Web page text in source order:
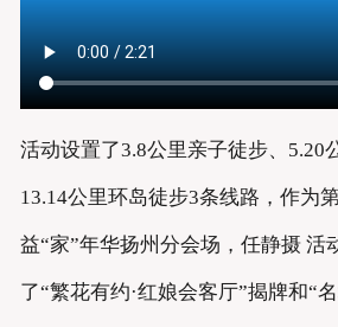
活动设置了3.8公里亲子徒步、5.20
13.14公里环岛徒步3条线路，作为
益“家”年华扬州分会场，任静摄 活
了“繁花有约·红娘会客厅”揭牌和“